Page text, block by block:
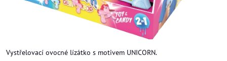
Vystřelovací ovocné lízátko s motivem UNICORN.